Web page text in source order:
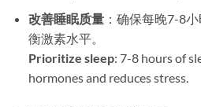
改善睡眠质量：确保每晚7-8
衡激素水平。
Prioritize sleep: 7-8 hours of
hormones and reduces stress.